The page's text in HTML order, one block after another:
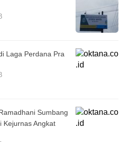
Laga Perdana Pra
Sumbang
Kejurnas Angkat